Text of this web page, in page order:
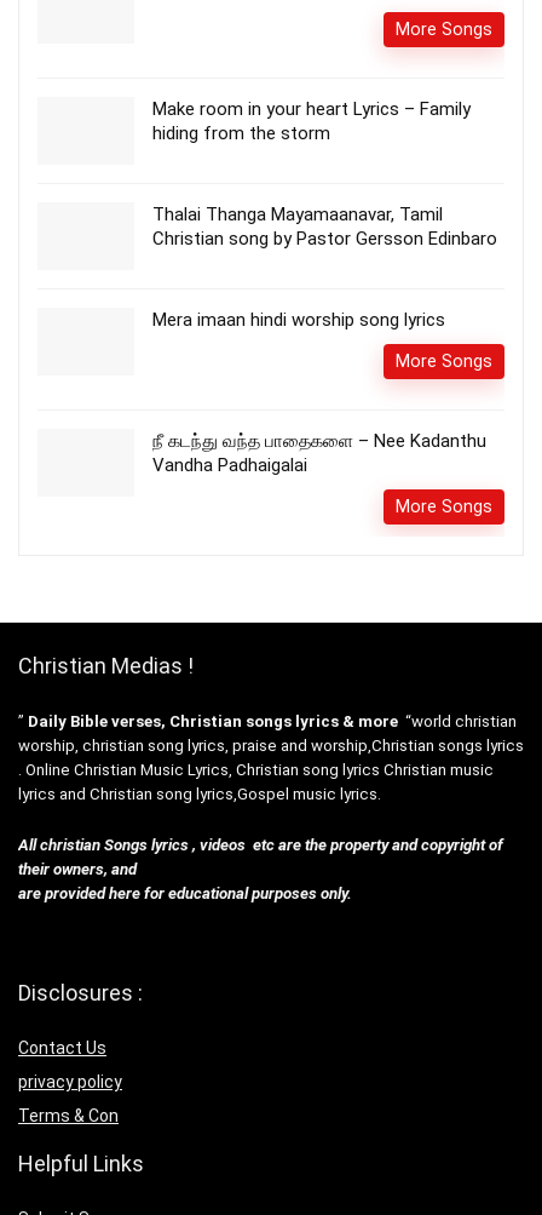
More Songs
Make room in your heart Lyrics – Family
hiding from the storm
Thalai Thanga Mayamaanavar, Tamil
Christian song by Pastor Gersson Edinbaro
Mera imaan hindi worship song lyrics
More Songs
நீ கடந்து வந்த பாதைகளை – Nee Kadanthu
Vandha Padhaigalai
More Songs
Christian Medias !
” Daily Bible verses, Christian songs lyrics & more “world christian
worship, christian song lyrics, praise and worship,Christian songs lyrics
. Online Christian Music Lyrics, Christian song lyrics Christian music
lyrics and Christian song lyrics,Gospel music lyrics.
All christian Songs lyrics , videos etc are the property and copyright of
their owners, and
are provided here for educational purposes only.
Disclosures :
Contact Us
privacy policy
Terms & Con
Helpful Links